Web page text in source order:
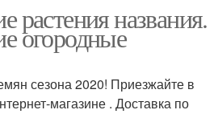
растения названия.
огородные
сезона 2020! Приезжайте в
магазине . Доставка по